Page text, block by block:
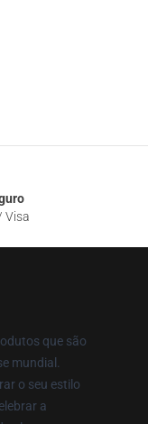
Visa
que são
mundial.
o seu estilo
a